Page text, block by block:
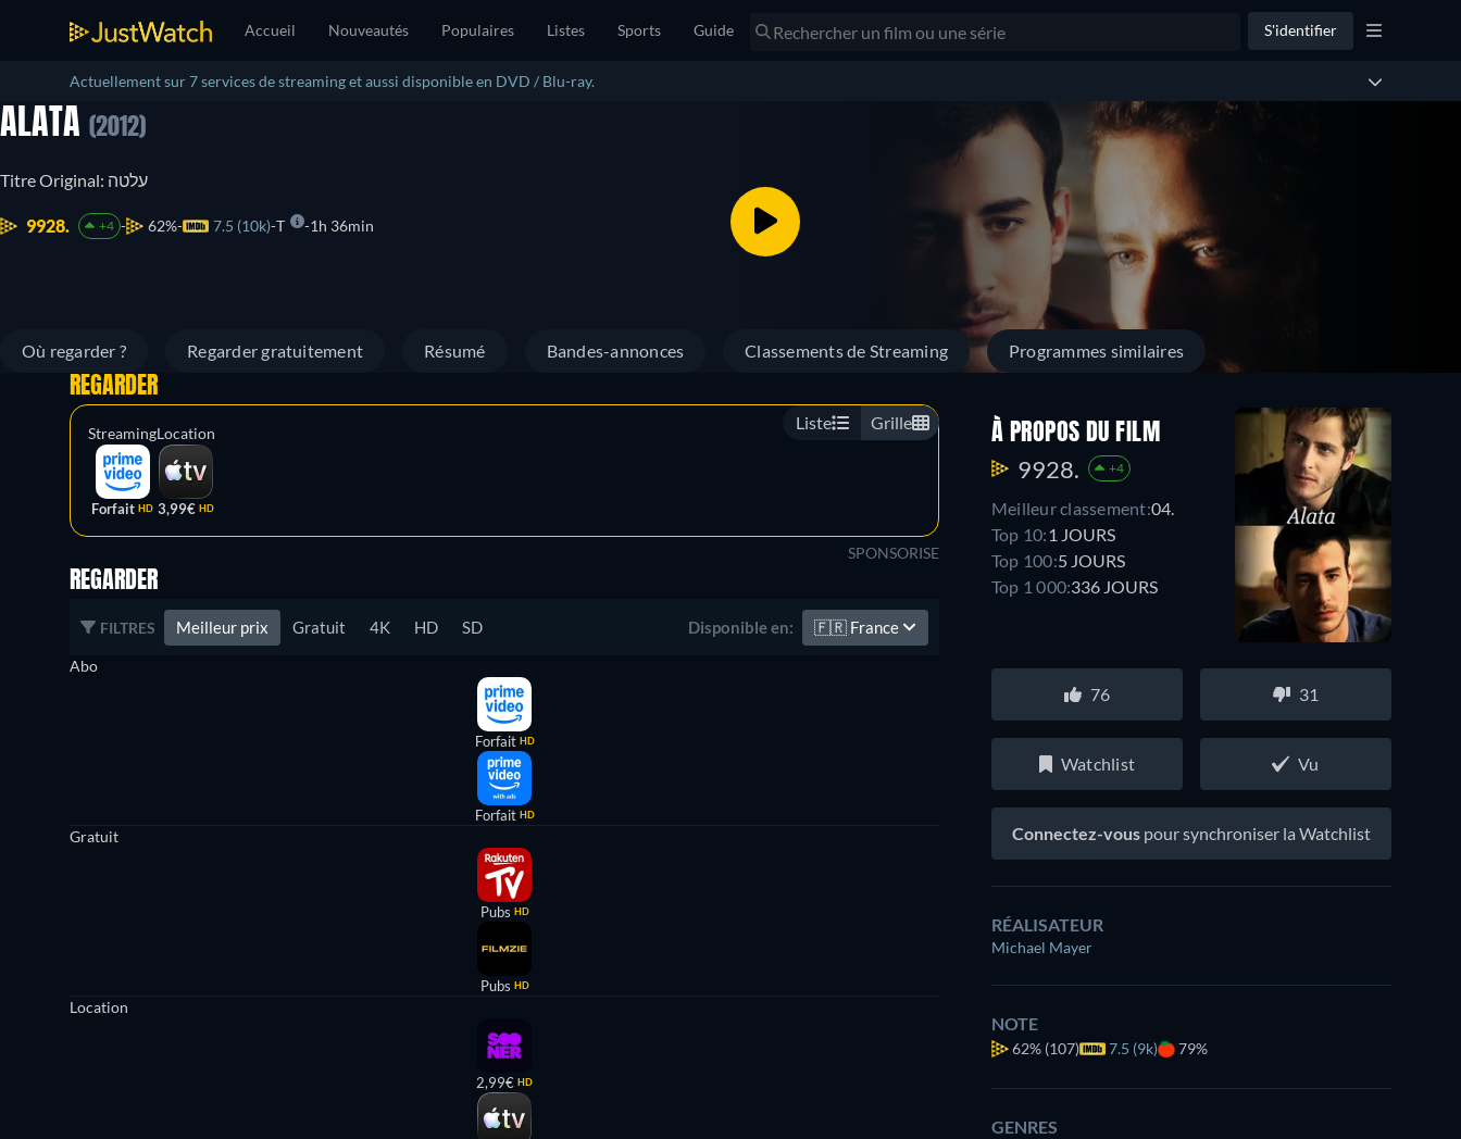
Accueil Nouveautés Populaires Listes Sports Guide S'identifier
Actuellement sur 7 services de streaming et aussi disponible en DVD / Blu-ray.
ALATA (2012)
Titre Original: עלטה
9928. +4 62% 7.5 (10k) T 1h 36min
Où regarder ? Regarder gratuitement Résumé Bandes-annonces Classements de Streaming Programmes similaires
Liste Grille
REGARDER
Streaming
Forfait HD
Location
3,99€ HD
SPONSORISE
REGARDER
FILTRES Meilleur prix Gratuit 4K HD SD Disponible en: 🇫🇷 France
Abo
Forfait HD
Forfait HD
Gratuit
Pubs HD
Pubs HD
Location
2,99€ HD
À PROPOS DU FILM
9928. +4
Meilleur classement:04.
Top 10: 1 JOURS
Top 100:5 JOURS
Top 1 000:336 JOURS
76 31
Watchlist Vu
Connectez-vous pour synchroniser la Watchlist
RÉALISATEUR
Michael Mayer
NOTE
62% (107) 7.5 (9k) 79%
GENRES